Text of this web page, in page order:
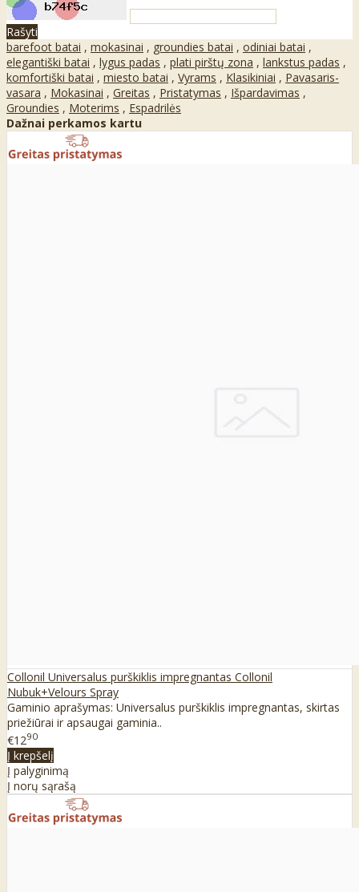
Rašyti
barefoot batai , mokasinai , groundies batai , odiniai batai ,
elegantiški batai , lygus padas , plati pirštų zona , lankstus padas ,
komfortiški batai , miesto batai , Vyrams , Klasikiniai , Pavasaris-
vasara , Mokasinai , Greitas , Pristatymas , Išpardavimas ,
Groundies , Moterims , Espadrilės
Dažnai perkamos kartu
Collonil Universalus purškiklis impregnantas Collonil
Nubuk+Velours Spray
Gaminio aprašymas: Universalus purškiklis impregnantas, skirtas
priežiūrai ir apsaugai gaminia..
€1290
Į krepšelį
Į palyginimą
Į norų sąrašą